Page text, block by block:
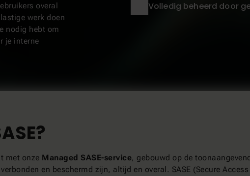
overal
werk doen
nodig hebt om
je interne
Volledig beheerd door
met onze Managed SASE-service, gebouwd op de
en beschermd zijn, altijd en overal. SASE (Secure Access